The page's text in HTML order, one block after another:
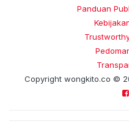
Panduan
Copyright wongkito.co ©